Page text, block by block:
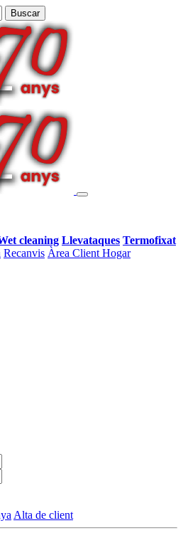
cleaning Llevataques Termofixat
Recanvis Àrea Client Hogar
Alta de client